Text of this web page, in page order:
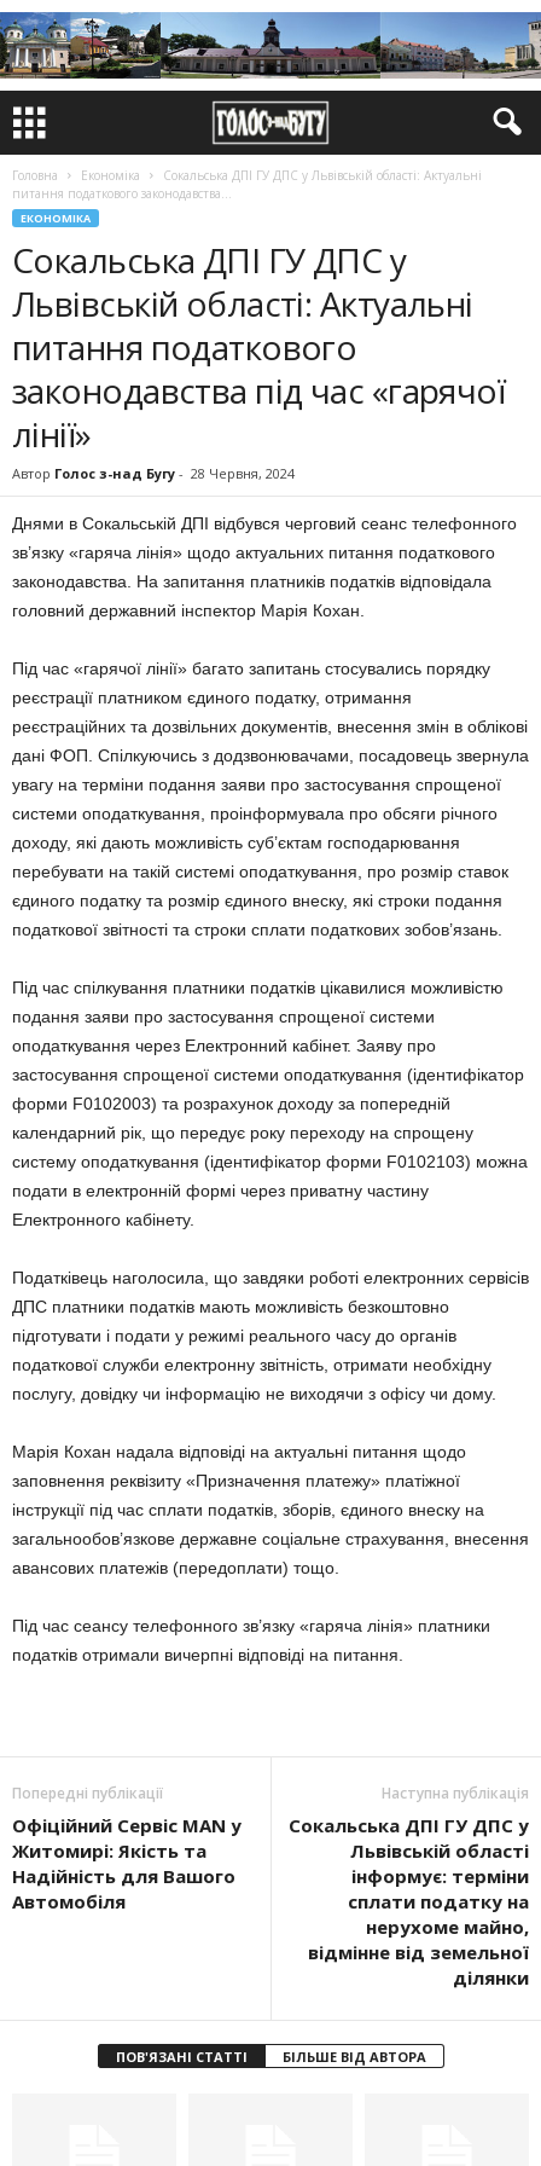
Головна Економіка
Сокальська ДПІ ГУ ДПС у Львівській області: Актуальні
питання податкового законодавства...
ЕКОНОМІКА
Сокальська ДПІ ГУ ДПС у
Львівській області: Актуальні
питання податкового
законодавства під час «гарячої
лінії»
Автор Голос з-над Бугу - 28 Червня, 2024
Днями в Сокальській ДПІ відбувся черговий сеанс телефонного
зв’язку «гаряча лінія» щодо актуальних питання податкового
законодавства. На запитання платників податків відповідала
головний державний інспектор Марія Кохан.
Під час «гарячої лінії» багато запитань стосувались порядку
реєстрації платником єдиного податку, отримання
реєстраційних та дозвільних документів, внесення змін в облікові
дані ФОП. Спілкуючись з додзвонювачами, посадовець звернула
увагу на терміни подання заяви про застосування спрощеної
системи оподаткування, проінформувала про обсяги річного
доходу, які дають можливість суб’єктам господарювання
перебувати на такій системі оподаткування, про розмір ставок
єдиного податку та розмір єдиного внеску, які строки подання
податкової звітності та строки сплати податкових зобов’язань.
Під час спілкування платники податків цікавилися можливістю
подання заяви про застосування спрощеної системи
оподаткування через Електронний кабінет. Заяву про
застосування спрощеної системи оподаткування (ідентифікатор
форми F0102003) та розрахунок доходу за попередній
календарний рік, що передує року переходу на спрощену
систему оподаткування (ідентифікатор форми F0102103) можна
подати в електронній формі через приватну частину
Електронного кабінету.
Податківець наголосила, що завдяки роботі електронних сервісів
ДПС платники податків мають можливість безкоштовно
підготувати і подати у режимі реального часу до органів
податкової служби електронну звітність, отримати необхідну
послугу, довідку чи інформацію не виходячи з офісу чи дому.
Марія Кохан надала відповіді на актуальні питання щодо
заповнення реквізиту «Призначення платежу» платіжної
інструкції під час сплати податків, зборів, єдиного внеску на
загальнообов’язкове державне соціальне страхування, внесення
авансових платежів (передоплати) тощо.
Під час сеансу телефонного зв’язку «гаряча лінія» платники
податків отримали вичерпні відповіді на питання.
Попередні публікації
Офіційний Сервіс MAN у
Житомирі: Якість та
Надійність для Вашого
Автомобіля
Наступна публікація
Сокальська ДПІ ГУ ДПС у
Львівській області
інформує: терміни
сплати податку на
нерухоме майно,
відмінне від земельної
ділянки
ПОВ'ЯЗАНІ СТАТТІ БІЛЬШЕ ВІД АВТОРА